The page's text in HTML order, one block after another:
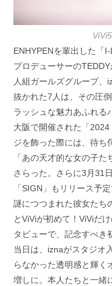
ENHYPENを輩出した「
プロデューサーの
人組ガールズグループ、
抜かれた7人は、その圧
ラッシュな魅力あふれる
大阪で開催された「2024
ジを飾った際には、待ち
「あの天才的な女の子
さらった。さらに3月31
「SIGN」もリリース予
謎につつまれた彼女たち
とViViが初めて！ViViだ
タビューで、記念すべき
当日は、iznaがスタジオ
らなかった透明感と輝く
増しに。本人たちと一緒